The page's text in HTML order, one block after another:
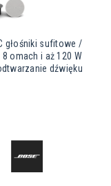
głośniki sufitowe /
8 omach i aż 120 W
dźwięku